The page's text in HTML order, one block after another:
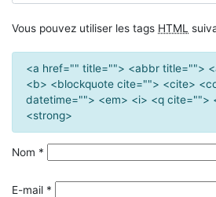
Vous pouvez utiliser les tags HTML
<a href="" title=""> <abbr title="">
<b> <blockquote cite=""> <cite>
datetime=""> <em> <i> <q cite="">
<strong>
Nom *
E-mail *